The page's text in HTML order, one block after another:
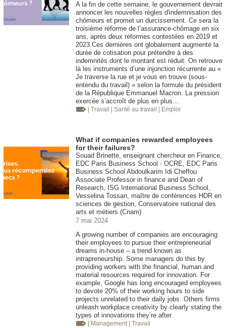
A la fin de cette semaine, le gouvernement devrait
annoncer les nouvelles règles d'indemnisation des
chômeurs et promet un durcissement. Ce sera la
troisième réforme de l’assurance-chômage en six
ans, après deux réformes contestées en 2019 et
2023.Ces dernières ont globalement augmenté la
durée de cotisation pour prétendre à des
indemnités dont le montant est réduit. On retrouve
là les instruments d’une injonction récurrente au «
Je traverse la rue et je vous en trouve (sous-
entendu du travail) » selon la formule du président
de la République Emmanuel Macron. La pression
exercée s’accroît de plus en plus…
| Travail | Santé au travail | Emploi
What if companies rewarded employees
for their failures?
Souad Brinette, enseignant chercheur en Finance,
EDC Paris Business School - OCRE, EDC Paris
Business School Abdoulkarim Idi Cheffou
Associate Professor in finance and Dean of
Research, ISG International Business School,
Vesselina Tossan, maître de conférences HDR en
sciences de gestion, Conservatoire national des
arts et métiers (Cnam)
7 mai 2024
A growing number of companies are encouraging
their employees to pursue their entrepreneurial
dreams in-house – a trend known as
intrapreneurship. Some managers do this by
providing workers with the financial, human and
material resources required for innovation. For
example, Google has long encouraged employees
to devote 20% of their working hours to side
projects unrelated to their daily jobs. Others firms
unleash workplace creativity by clearly stating the
types of innovations they’re after.
| Management | Travail